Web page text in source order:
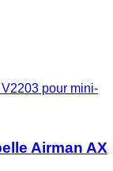
pour mini-
Airman AX